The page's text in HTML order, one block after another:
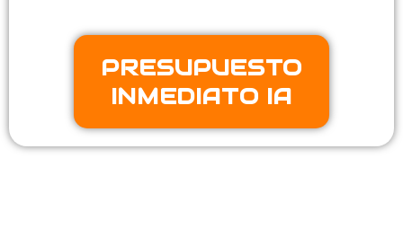
PRESUPUESTO
INMEDIATO IA